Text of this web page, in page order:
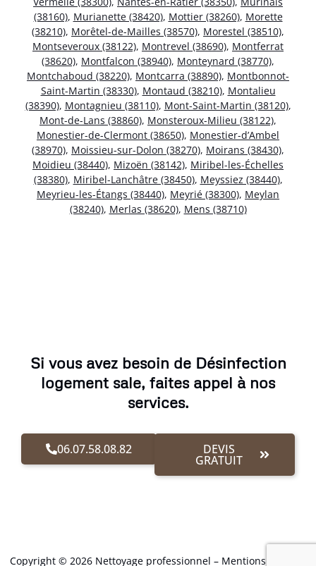
(38160), Murianette (38420), Mottier (38260), Morette
(38210), Morêtel-de-Mailles (38570), Morestel (38510),
Montseveroux (38122), Montrevel (38690), Montferrat
(38620), Montfalcon (38940), Monteynard (38770),
Montchaboud (38220), Montcarra (38890), Montbonnot-
Saint-Martin (38330), Montaud (38210), Montalieu
(38390), Montagnieu (38110), Mont-Saint-Martin (38120),
Mont-de-Lans (38860), Monsteroux-Milieu (38122),
Monestier-de-Clermont (38650), Monestier-d’Ambel
(38970), Moissieu-sur-Dolon (38270), Moirans (38430),
Moidieu (38440), Mizoën (38142), Miribel-les-Échelles
(38380), Miribel-Lanchâtre (38450), Meyssiez (38440),
Meyrieu-les-Étangs (38440), Meyrié (38300), Meylan
(38240), Merlas (38620), Mens (38710)
Si vous avez besoin de Désinfection
logement sale, faites appel à nos
services.
06.07.58.08.82 DEVIS
GRATUIT
Copyright © 2026 Nettoyage professionnel – Mentions Légales